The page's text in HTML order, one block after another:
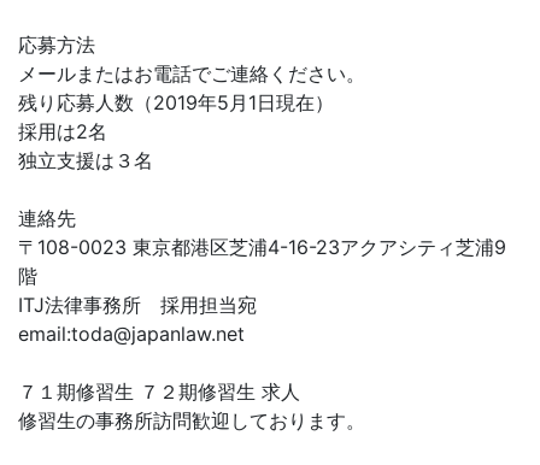
応募方法
メールまたはお電話でご連絡ください。
残り応募人数（2019年5月1日現在）
採用は2名
独立支援は３名
連絡先
〒108-0023 東京都港区芝浦4-16-23アクアシティ芝浦9
階
ITJ法律事務所 採用担当宛
email:toda@japanlaw.net
７１期修習生 ７２期修習生 求人
修習生の事務所訪問歓迎しております。